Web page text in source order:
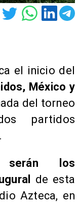
el inicio del
México y
del torneo
partidos
serán los
de esta
Azteca, en